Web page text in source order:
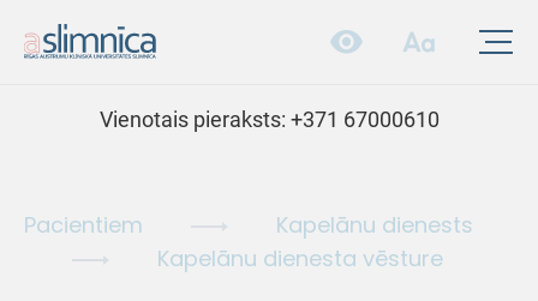
Vienotais pieraksts: +371 67000610
Pacientiem
Kapelānu dienests
Kapelānu dienesta vēsture